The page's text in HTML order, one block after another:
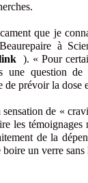
que je
à
). « Pour
une question
de prévoir la dose
de «
les
de la
un verre sans